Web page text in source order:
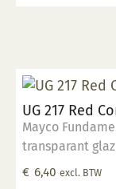
UG 217 Red
Mayco
transparant
Geschikt voor
€ 6,40 excl. BTW